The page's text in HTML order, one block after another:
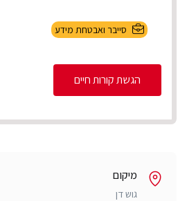
סייבר ואבטחת מידע
הגשת קורות חיים
מיקום
גוש דן